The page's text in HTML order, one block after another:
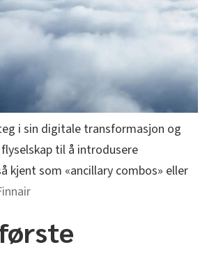
i sin digitale transformasjon og
til å introdusere
kjent som «ancillary combos» eller